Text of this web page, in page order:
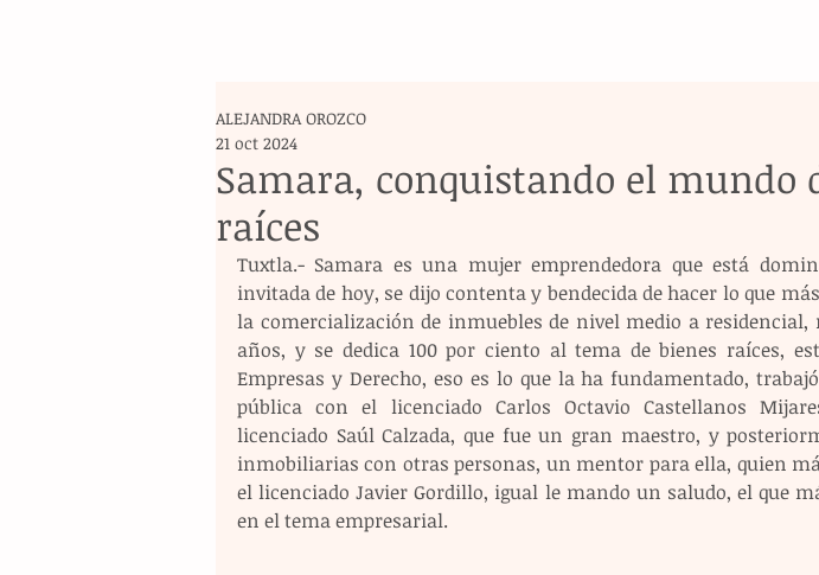
Samara, conquistando el mundo
raíces
ALEJANDRA OROZCO
21 oct 2024
Tuxtla.- Samara es una mujer emprendedora que está
invitada de hoy, se dijo contenta y bendecida de hacer lo que
la comercialización de inmuebles de nivel medio a residencial,
años, y se dedica 100 por ciento al tema de bienes raíces,
Empresas y Derecho, eso es lo que la ha fundamentado,
pública con el licenciado Carlos Octavio Castellanos
licenciado Saúl Calzada, que fue un gran maestro, y
inmobiliarias con otras personas, un mentor para ella, quien
el licenciado Javier Gordillo, igual le mando un saludo, el que
en el tema empresarial.